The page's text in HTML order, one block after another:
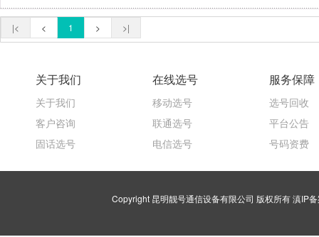
|< < 1 > >|
关于我们
关于我们
客户咨询
固话选号
在线选号
移动选号
联通选号
电信选号
服务保障
选号回收
平台公告
号码资费
Copyright 昆明靓号通信设备有限公司 版权所有滇IP